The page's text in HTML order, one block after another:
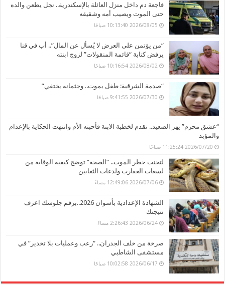
فاجعة دم داخل منزل العائلة بالإسكندرية.. نجل يطعن والده
حتى الموت ويصيب أمه وشقيقه
2026/08/05 10:13:40 صباحًا
“من يؤتمن على العرض لا يُسأل عن المال”.. أب في قنا
يرفض كتابة “قائمة المنقولات” لزوج ابنته
2026/08/02 10:16:54 صباحًا
“صدمة الشرقية: طفل يموت.. وجثمانه يختفي”
2026/07/30 9:41:55 صباحًا
“عشق محرم” يهز الصعيد.. تقدم لخطبة الابنة فأحبته الأم وانتهت الحكاية بالإعدام
والمؤبد
2026/07/20 11:25:24 صباحًا
لتجنب خطر الموت.. “الصحة” توضح كيفية الوقاية من
لسعات العقارب ولدغات الثعابين
2026/07/06 12:49:06 مساءً
الشهادة الإعدادية بأسوان 2026..برقم جلوسك اعرف
نتيجتك
2026/06/24 2:26:43 مساءً
صرخة من خلف الجدران.. “رعب وعمليات بلا تخدير” في
مستشفى الشاطبي
2026/06/17 10:02:58 صباحًا